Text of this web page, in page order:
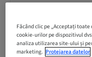
Termen înregistrare
07. oct. 2026
Făcând clic pe „Acceptați
cookie-urilor pe dispozitivul
analiza utilizarea site-ului și
marketing. Protejarea datelor